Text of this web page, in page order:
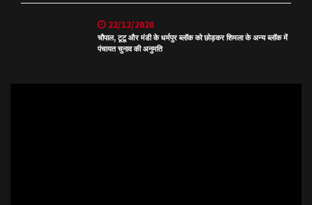
22/12/2020
चौपाल, टूटू और मंडी के धर्मपुर ब्लॉक को छोड़कर शिमला के अन्य ब्लॉक में
पंचायत चुनाव की अनुमति